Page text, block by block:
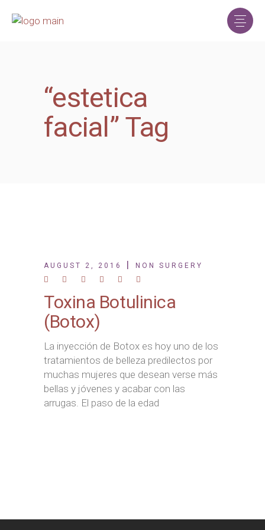
“estetica
facial” Tag
AUGUST 2, 2016 NON SURGERY
Toxina Botulinica
(Botox)
La inyección de Botox es hoy uno de los
tratamientos de belleza predilectos por
muchas mujeres que desean verse más
bellas y jóvenes y acabar con las
arrugas. El paso de la edad